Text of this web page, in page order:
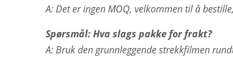
A: Det er ingen MOQ, velkommen til å
Spørsmål: Hva slags pakke for frakt?
A: Bruk den grunnleggende strekkfilmen